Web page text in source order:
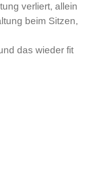
verliert, allein
beim Sitzen,
das wieder fit